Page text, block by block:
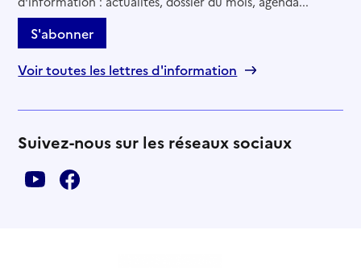
S'abonner
Voir toutes les lettres d'information
Suivez-nous sur les réseaux sociaux